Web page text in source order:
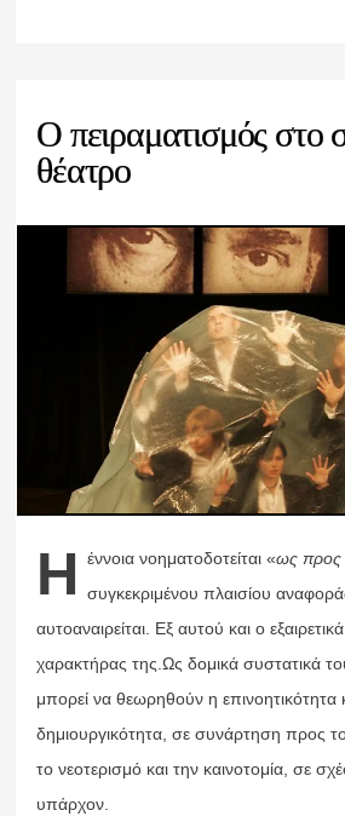
Ο πειραματισμός στο
θέατρο
Η έννοια νοηματοδοτείται «ως προς
συγκεκριμένου πλαισίου
αυτοαναιρείται. Εξ αυτού και ο
χαρακτήρας της.Ως δομικά συστατικά
μπορεί να θεωρηθούν η επινοητικότητα
δημιουργικότητα, σε συνάρτηση προς
το νεοτερισμό και την καινοτομία, σε
υπάρχον.